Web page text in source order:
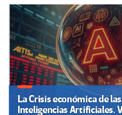
La Crisis económica de las
Inteligencias Artificiales.